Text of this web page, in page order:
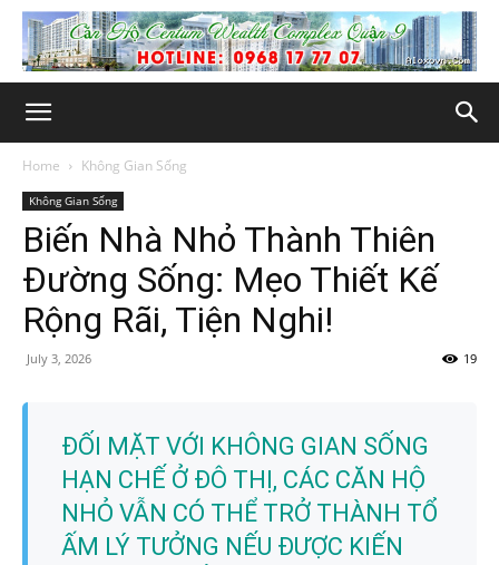
Home Không Gian Sống
Không Gian Sống
Biến Nhà Nhỏ Thành Thiên
Đường Sống: Mẹo Thiết Kế
Rộng Rãi, Tiện Nghi!
July 3, 2026 19
ĐỐI MẶT VỚI KHÔNG GIAN SỐNG
HẠN CHẾ Ở ĐÔ THỊ, CÁC CĂN HỘ
NHỎ VẪN CÓ THỂ TRỞ THÀNH TỔ
ẤM LÝ TƯỞNG NẾU ĐƯỢC KIẾN